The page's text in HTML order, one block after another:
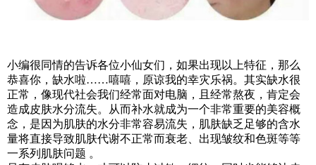
小编很同情的告诉各位小仙女们，如果出现以上特征，那么
恭喜你，缺水啦……嘻嘻，原谅我的幸灾乐祸。其实缺水很
正常，像现代社会我们经常面对电脑，且经常熬夜，肯定会
造成皮肤水分流失。从而补水就成为一个非常重要的美容概
念，是因为肌肤的水分非常容易流失，肌肤缺乏足够的含水
量将直接导致肌肤代谢不正常而衰老、出现皱纹和色斑等等
一系列肌肤问题 。